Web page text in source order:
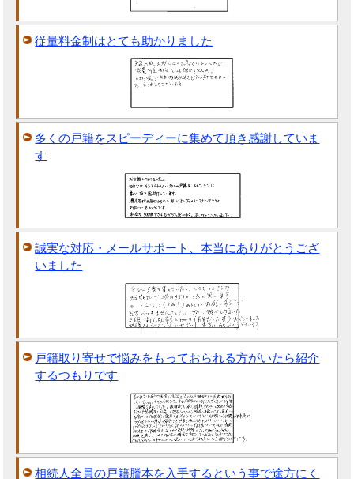
従量料金制はとても助かりました
多くの戸籍をスピーディーに集めて頂き感謝していま
す
誠実な対応・メールサポート、本当にありがとうござ
いました
戸籍取り寄せで悩みをもっておられる方がいたら紹介
するつもりです
相続人全員の戸籍謄本を入手するという事で途方にく